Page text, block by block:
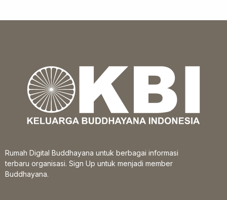
Rumah Digital Buddhayana untuk berbagai informasi
terbaru organisasi. Sign Up untuk menjadi member
Buddhayana.